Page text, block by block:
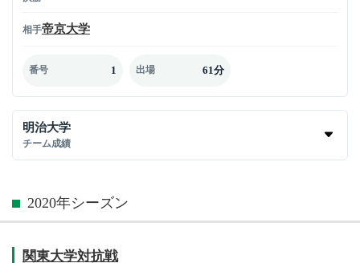
相手帝京大学
番号 1 出場 61分
明治大学
チーム成績
2020年シーズン
関東大学対抗戦